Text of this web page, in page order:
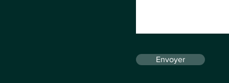
Envoyer